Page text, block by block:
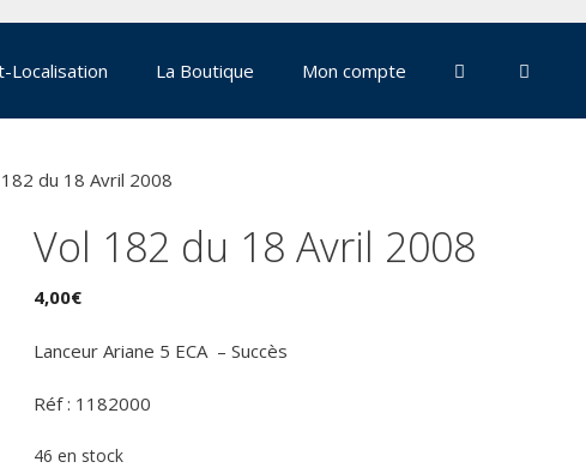
Localisation La Boutique Mon compte
du 18 Avril 2008
Vol 182 du 18 Avril 2008
4,00€
Lanceur Ariane 5 ECA – Succès
Réf : 1182000
46 en stock